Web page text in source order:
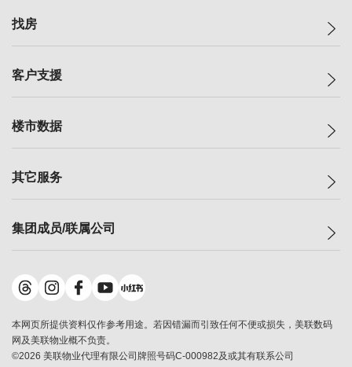
美联集团
人才招募
找房
一手新房
减价
美联豪宅
独家楼盘
租房
客户支援
自助放盘
查询热线
按揭计算机
负担能力计算机
转按计算机
缴款方式
楼市数据
指数
历史成交
小区成交排行榜
地区百科
其它服务
小区专页
美联精英会
美善会
地产经纪人管理协会
集团成员/联属公司
美联物业
鋑联控股*
美联工商铺*
美联中国
美联澳门
本网页所提供资料仅作参考用途。若因错漏而引致任何不便或损失，美联数码
网及美联物业概不负责。
©2026 美联物业代理有限公司牌照号码C-000982及或其有联系公司